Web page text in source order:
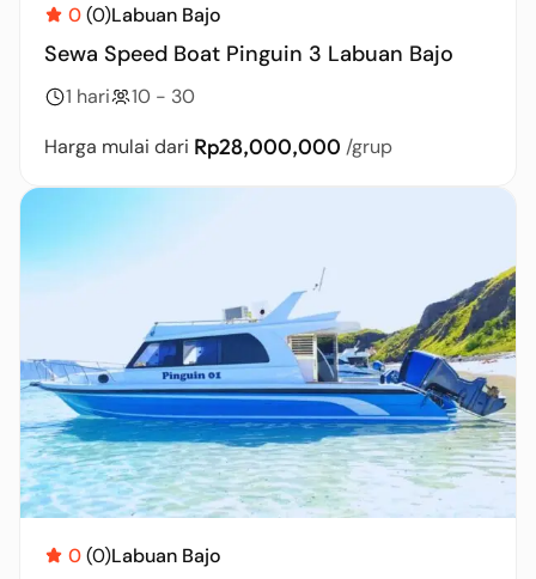
0(0)Labuan Bajo
Sewa Speed Boat Pinguin 3 Labuan Bajo
1 hari
10 - 30
Harga mulai dari Rp28,000,000 /grup
0(0)Labuan Bajo